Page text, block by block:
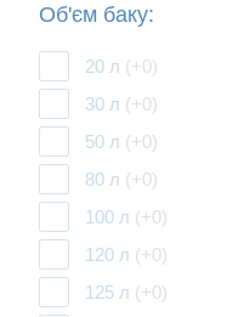
Об'єм баку:
20 л (+0)
30 л (+0)
50 л (+0)
80 л (+0)
100 л (+0)
120 л (+0)
125 л (+0)